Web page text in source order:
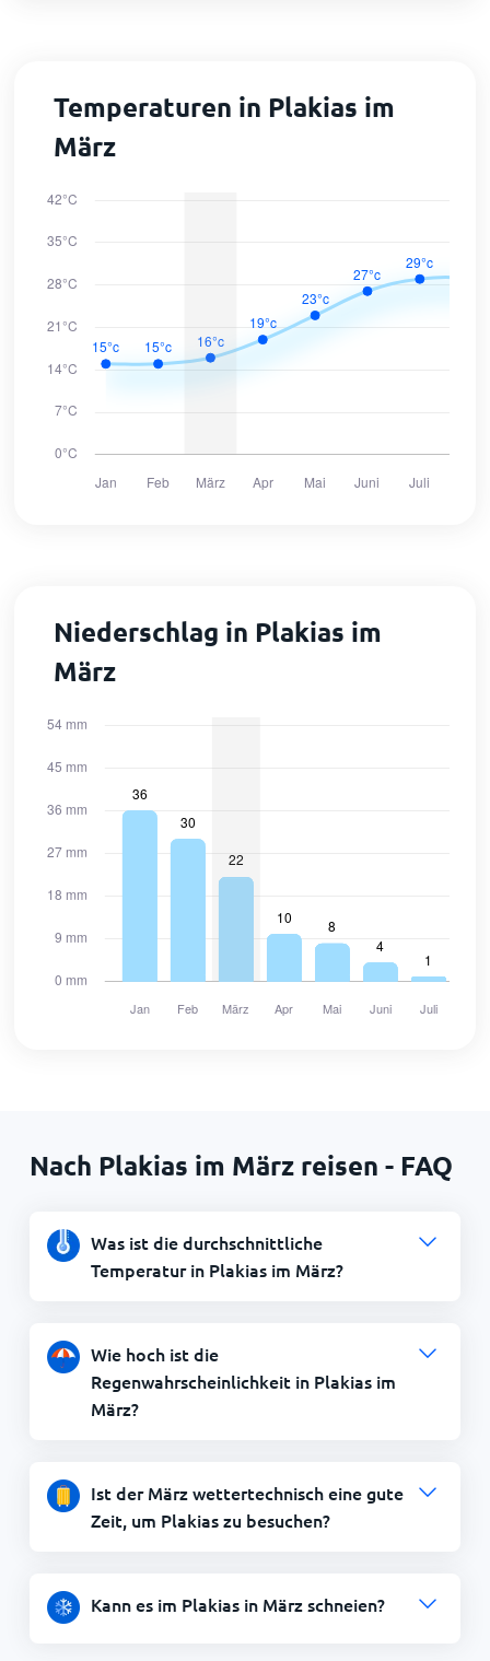
Temperaturen in Plakias im
März
Niederschlag in Plakias im
März
Nach Plakias im März reisen - FAQ
Was ist die durchschnittliche
Temperatur in Plakias im März?
Wie hoch ist die
Regenwahrscheinlichkeit in Plakias im
März?
Ist der März wettertechnisch eine gute
Zeit, um Plakias zu besuchen?
Kann es im Plakias in März schneien?